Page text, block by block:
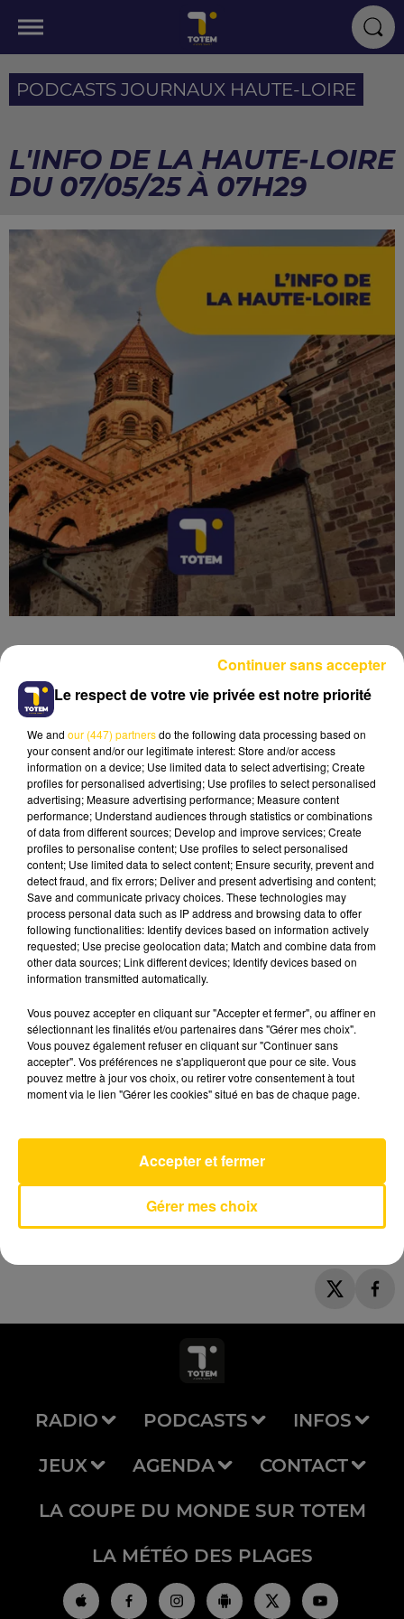
PODCASTS JOURNAUX HAUTE-LOIRE
L'INFO DE LA HAUTE-LOIRE
DU 07/05/25 À 07H29
7 mai 2025 - 4 min 7 sec
L'INFO DE LA HAUTE-LOIRE DU
07/05/25 À 07H29
Ecoutez sur Totem l'information dans le Cantal,
le pays de Brioude et Issoire avec les reportages
de nos journalistes sur le terrain.
Crazy
GNARLS BARKLEY
RADIO PODCASTS INFOS
JEUX AGENDA CONTACT
LA COUPE DU MONDE SUR TOTEM
LA MÉTÉO DES PLAGES
Le respect de votre vie privée est notre priorité
We and our (447) partnersdo the following data processing based on
your consent and/or our legitimate interest: Store and/or access
information on a device; Use limited data to select advertising; Create
profiles for personalised advertising; Use profiles to select personalised
advertising; Measure advertising performance; Measure content
performance; Understand audiences through statistics or combinations
of data from different sources; Develop and improve services; Create
profiles to personalise content; Use profiles to select personalised
content; Use limited data to select content; Ensure security, prevent and
detect fraud, and fix errors; Deliver and present advertising and content;
Save and communicate privacy choices. These technologies may
process personal data such as IP address and browsing data to offer
following functionalities: Identify devices based on information actively
requested; Use precise geolocation data; Match and combine data from
other data sources; Link different devices; Identify devices based on
information transmitted automatically.
Vous pouvez accepter en cliquant sur "Accepter et fermer", ou affiner en
sélectionnant les finalités et/ou partenaires dans "Gérer mes choix".
Vous pouvez également refuser en cliquant sur "Continuer sans
accepter". Vos préférences ne s'appliqueront que pour ce site. Vous
pouvez mettre à jour vos choix, ou retirer votre consentement à tout
moment via le lien "Gérer les cookies" situé en bas de chaque page.
Gérer mes choix
Accepter et fermer
Continuer sans accepter